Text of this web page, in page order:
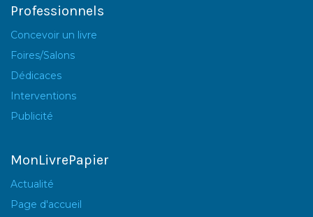
Professionnels
Concevoir un livre
Foires/Salons
Dédicaces
Interventions
Publicité
MonLivrePapier
Actualité
Page d'accueil